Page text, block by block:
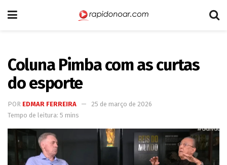
Coluna Pimba com as curtas
do esporte
POR EDMAR FERREIRA
25 de março de 2026
Tempo de leitura: 5 mins